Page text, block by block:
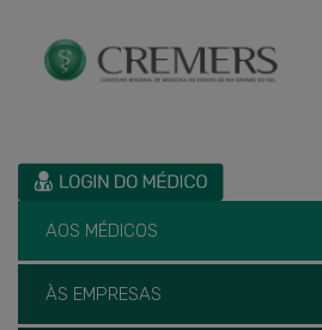
AOS MÉDICOS
ÀS EMPRESAS